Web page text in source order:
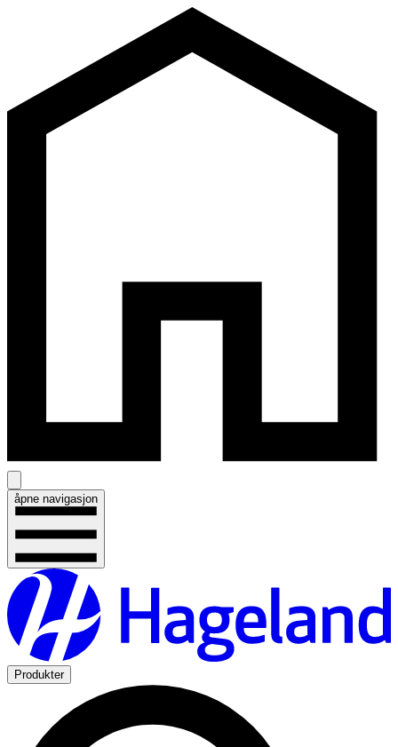
åpne navigasjon
Produkter